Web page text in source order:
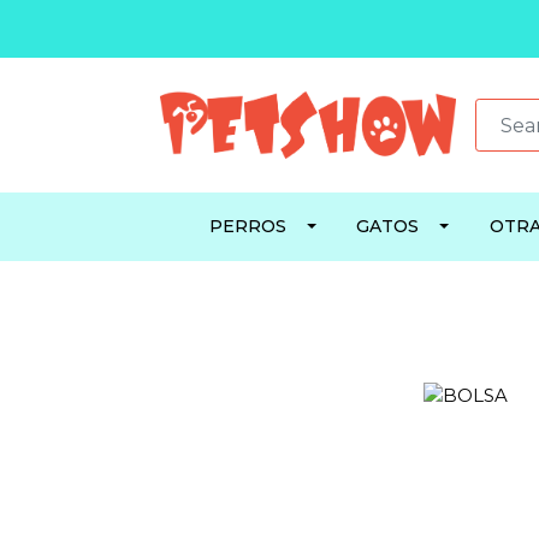
PERROS GATOS